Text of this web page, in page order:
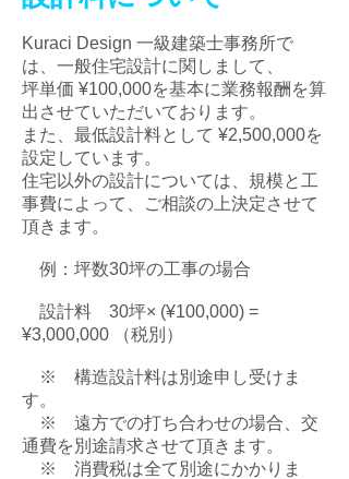
Kuraci Design 一級建築士事務所で
は、一般住宅設計に関しまして、
坪単価 ¥100,000を基本に業務報酬を算
出させていただいております。
また、最低設計料として ¥2,500,000を
設定しています。
住宅以外の設計については、規模と工
事費によって、ご相談の上決定させて
頂きます。
例：坪数30坪の工事の場合
設計料 30坪× (¥100,000) =
¥3,000,000 （税別）
※ 構造設計料は別途申し受けま
す。
※ 遠方での打ち合わせの場合、交
通費を別途請求させて頂きます。
※ 消費税は全て別途にかかりま